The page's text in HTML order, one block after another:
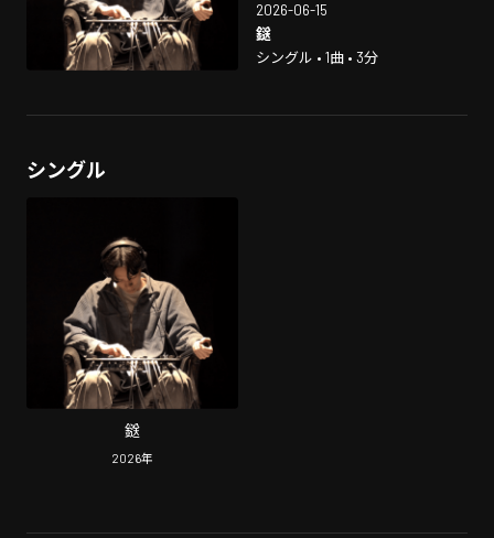
2026-06-15
鎹
シングル • 1曲 • 3分
シングル
鎹
2026年